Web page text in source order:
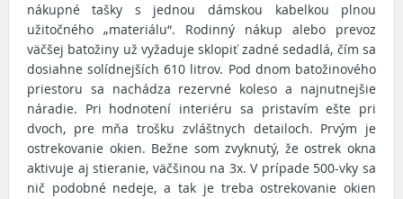
nákupné tašky s jednou dámskou kabelkou plnou
užitočného „materiálu“. Rodinný nákup alebo prevoz
väčšej batožiny už vyžaduje sklopiť zadné sedadlá, čím sa
dosiahne solídnejších 610 litrov. Pod dnom batožinového
priestoru sa nachádza rezervné koleso a najnutnejšie
náradie. Pri hodnotení interiéru sa pristavím ešte pri
dvoch, pre mňa trošku zvláštnych detailoch. Prvým je
ostrekovanie okien. Bežne som zvyknutý, že ostrek okna
aktivuje aj stieranie, väčšinou na 3x. V prípade 500-vky sa
nič podobné nedeje, a tak je treba ostrekovanie okien